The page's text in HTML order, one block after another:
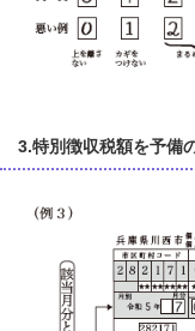
3.特別徴収税額を予備